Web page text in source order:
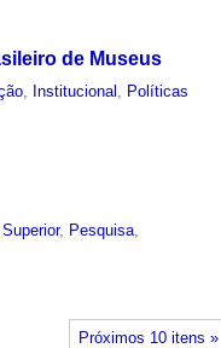
de Museus
Institucional
Políticas
, Pesquisa,
Próximos 10 itens »